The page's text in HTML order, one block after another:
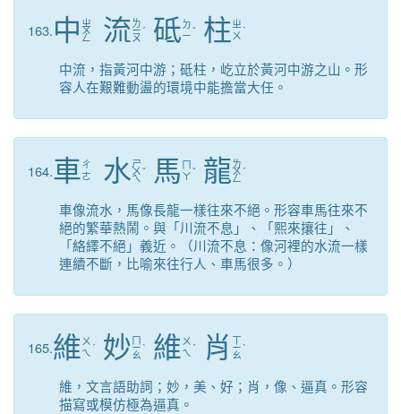
163.中 ㄓ
ㄨ
ㄥ 流ㄌ
ㄧ
ㄡ
ˊ 砥 ㄉ
ㄧˇ 柱ㄓ
ㄨ ˋ
中流，指黃河中游；砥柱，屹立於黃河中游之山。形
容人在艱難動盪的環境中能擔當大任。
164.車ㄔ
ㄜ
水ㄕ
ㄨ
ㄟ
ˇ 馬 ㄇ
ㄚˇ 龍ㄌ
ㄨ
ㄥ
ˊ
車像流水，馬像長龍一樣往來不絕。形容車馬往來不
絕的繁華熱鬧。與「川流不息」、「熙來攘往」、
「絡繹不絕」義近。（川流不息：像河裡的水流一樣
連續不斷，比喻來往行人、車馬很多。）
165.維 ㄨ
ㄟ ˊ 妙 ㄇ
ㄧ
ㄠ
ˋ 維 ㄨ
ㄟ ˊ 肖 ㄒ
ㄧ
ㄠ
ˋ
維，文言語助詞；妙，美、好；肖，像、逼真。形容
描寫或模仿極為逼真。